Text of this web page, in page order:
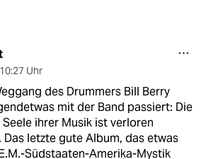
10:27 Uhr
des Drummers Bill Berry
mit der Band passiert: Die
ihrer Musik ist verloren
Das letzte gute Album, das etwas
Südstaaten-Amerika-Mystik